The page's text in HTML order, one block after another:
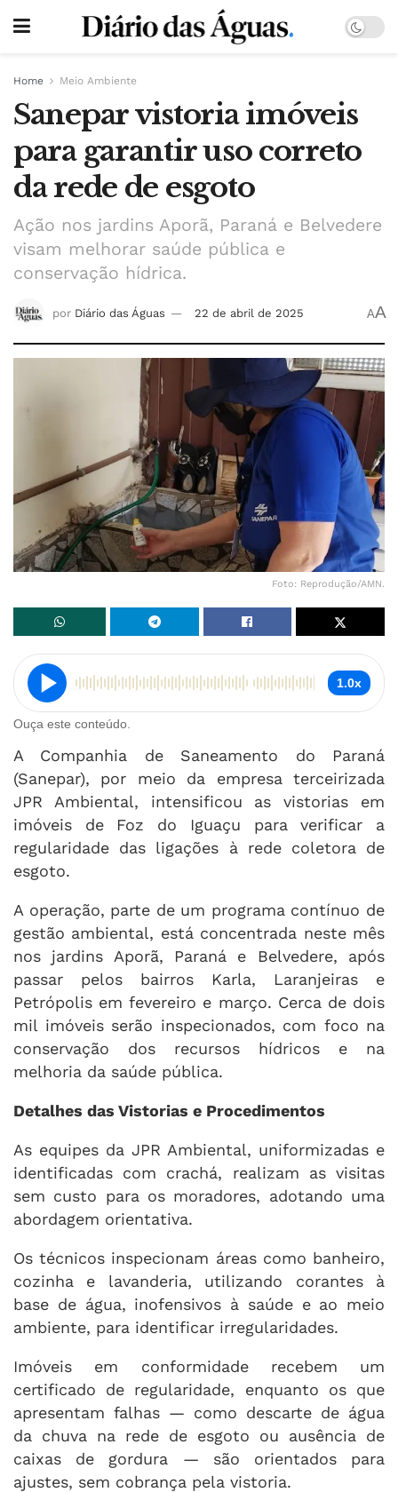
Home Meio Ambiente
Sanepar vistoria imóveis
para garantir uso correto
da rede de esgoto
Ação nos jardins Aporã, Paraná e Belvedere
visam melhorar saúde pública e
conservação hídrica.
por Diário das Águas 22 de abril de 2025 AA
Foto: Reprodução/AMN.
1.0x
Ouça este conteúdo.
A Companhia de Saneamento do Paraná
(Sanepar), por meio da empresa terceirizada
JPR Ambiental, intensificou as vistorias em
imóveis de Foz do Iguaçu para verificar a
regularidade das ligações à rede coletora de
esgoto.
A operação, parte de um programa contínuo de
gestão ambiental, está concentrada neste mês
nos jardins Aporã, Paraná e Belvedere, após
passar pelos bairros Karla, Laranjeiras e
Petrópolis em fevereiro e março. Cerca de dois
mil imóveis serão inspecionados, com foco na
conservação dos recursos hídricos e na
melhoria da saúde pública.
Detalhes das Vistorias e Procedimentos
As equipes da JPR Ambiental, uniformizadas e
identificadas com crachá, realizam as visitas
sem custo para os moradores, adotando uma
abordagem orientativa.
Os técnicos inspecionam áreas como banheiro,
cozinha e lavanderia, utilizando corantes à
base de água, inofensivos à saúde e ao meio
ambiente, para identificar irregularidades.
Imóveis em conformidade recebem um
certificado de regularidade, enquanto os que
apresentam falhas — como descarte de água
da chuva na rede de esgoto ou ausência de
caixas de gordura — são orientados para
ajustes, sem cobrança pela vistoria.